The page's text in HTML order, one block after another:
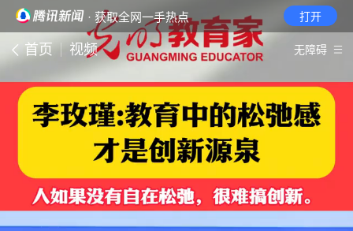
· 获取全网一手热点 打开
首页 视频 无障碍